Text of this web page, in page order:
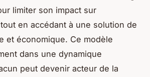
limiter son impact sur
en accédant à une solution de
et économique. Ce modèle
dans une dynamique
peut devenir acteur de la